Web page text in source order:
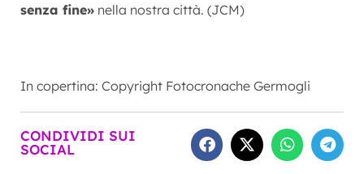
senza fine» nella nostra città. (JCM)
In copertina: Copyright Fotocronache Germogli
CONDIVIDI SUI
SOCIAL